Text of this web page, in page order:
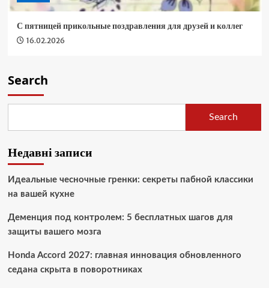
С пятницей прикольные поздравления для друзей и коллег
16.02.2026
Search
Search
Недавні записи
Идеальные чесночные гренки: секреты пабной классики
на вашей кухне
Деменция под контролем: 5 бесплатных шагов для
защиты вашего мозга
Honda Accord 2027: главная инновация обновленного
седана скрыта в поворотниках